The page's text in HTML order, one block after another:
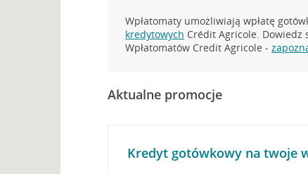
Wpłatomaty umożliwiają wpłatę
kredytowych Crédit Agricole. Dowiedz
Wpłatomatów Credit Agricole -
Aktualne promocje
Kredyt gotówkowy na twoje